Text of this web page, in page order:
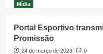
Mídia
Portal Esportivo
Promissão
24 de março de 2023
0